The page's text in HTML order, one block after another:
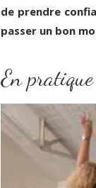
de prendre
passer un bon
En